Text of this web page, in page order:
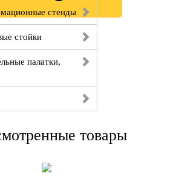
стенды
стойки
палатки,
товары